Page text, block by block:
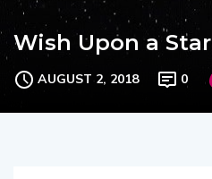
Wish Upon a Star
AUGUST 2, 2018 0